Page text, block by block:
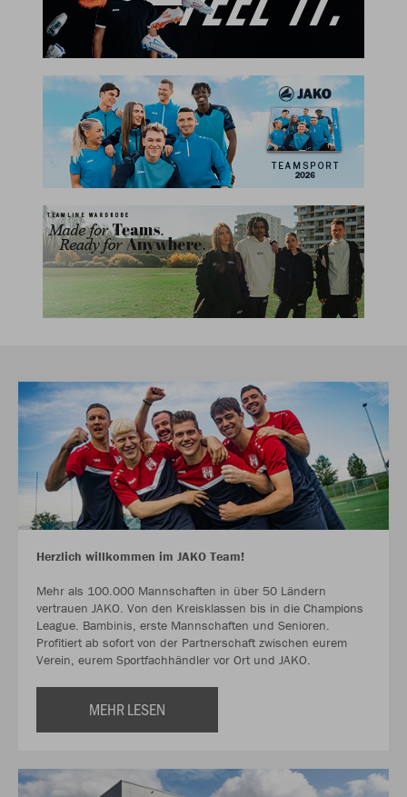
Herzlich willkommen im JAKO Team!
Mehr als 100.000 Mannschaften in über 50 Ländern
vertrauen JAKO. Von den Kreisklassen bis in die Champions
League. Bambinis, erste Mannschaften und Senioren.
Profitiert ab sofort von der Partnerschaft zwischen eurem
Verein, eurem Sportfachhändler vor Ort und JAKO.
MEHR LESEN